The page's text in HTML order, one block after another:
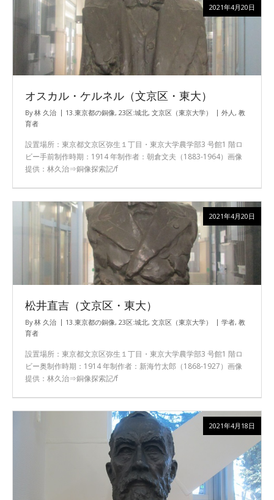
オスカル・ケルネル（文京区・東大）
By林 久治 13.東京都の銅像, 23区:城北, 文京区（東京大学） 外人, 教
育者
設置場所：東京都文京区弥生１丁目・東京大学農学部3 号館1 階ロ
ビー手前制作時期：1914 年制作者：朝倉文夫（1883-1964）画像
提供：林久治⇒銅像探索記/f
2021年4月20日
松井直吉（文京区・東大）
By林 久治 13.東京都の銅像, 23区:城北, 文京区（東京大学） 学者, 教
育者
設置場所：東京都文京区弥生１丁目・東京大学農学部3 号館1 階ロ
ビー奥制作時期：1914 年制作者：新海竹太郎（1868-1927）画像
提供：林久治⇒銅像探索記/f
2021年4月20日
2021年4月18日